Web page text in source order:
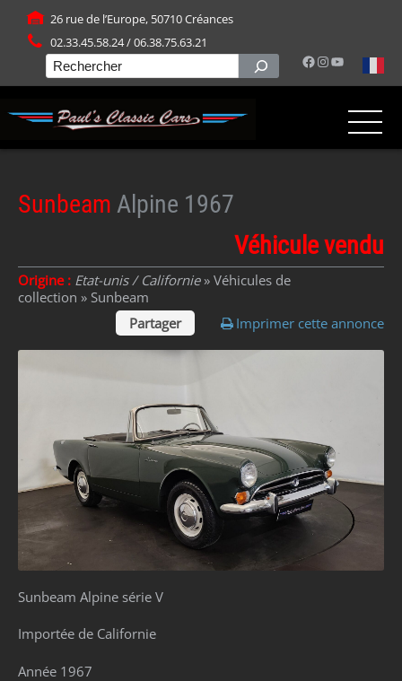
26 rue de l’Europe, 50710 Créances
02.33.45.58.24 / 06.38.75.63.21
Facebook
Instagram
YouTube
Rechercher
Sunbeam Alpine 1967
Véhicule vendu
Origine : Etat-unis / Californie» Véhicules de
collection » Sunbeam
Partager
Imprimer cette annonce
Sunbeam Alpine série V
Importée de Californie
Année 1967
Panneau de gestion des cookies